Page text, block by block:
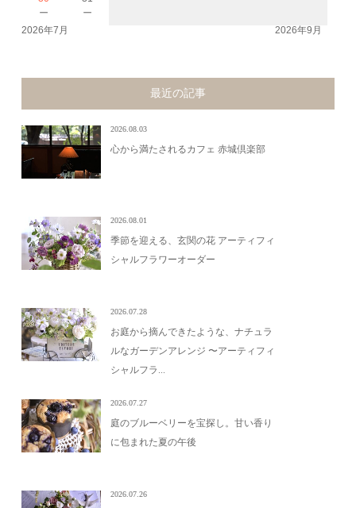
－ －
2026年7月 2026年9月
最近の記事
2026.08.03
心から満たされるカフェ 赤城倶楽部
2026.08.01
季節を迎える、玄関の花 アーティフィ
シャルフラワーオーダー
2026.07.28
お庭から摘んできたような、ナチュラ
ルなガーデンアレンジ 〜アーティフィ
シャルフラ...
2026.07.27
庭のブルーベリーを宝探し。甘い香り
に包まれた夏の午後
2026.07.26